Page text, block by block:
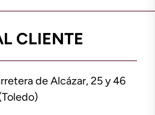
CLIENTE
de Alcázar, 25 y 46